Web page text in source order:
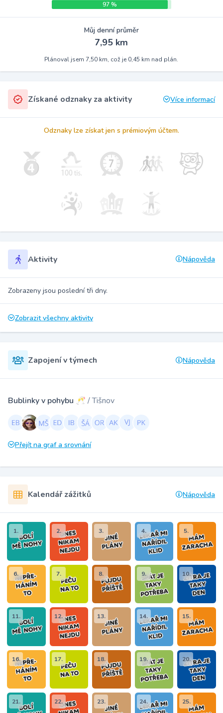
97 %
Můj denní průměr
7,95 km
Plánoval jsem 7,50 km, což je 0,45 km nad plán.
Získané odznaky za aktivity Více informací
Odznaky lze získat jen s prémiovým účtem.
Aktivity Nápověda
Zobrazeny jsou poslední tři dny.
Zobrazit všechny aktivity
Zapojení v týmech Nápověda
Bublinky v pohybu 🥂 / Tišnov
Přejít na graf a srovnání
Kalendář zážitků Nápověda
1. 2. 3. 4. 5.
6. 7. 8. 9. 10.
11. 12. 13. 14. 15.
16. 17. 18. 19. 20.
21. 22. 23. 24. 25.